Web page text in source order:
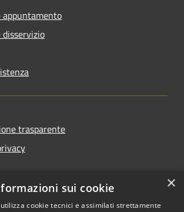
appuntamento
disservizio
trasparente
di accessibilità
×
sui cookie
cookie tecnici e assimilati strettamente